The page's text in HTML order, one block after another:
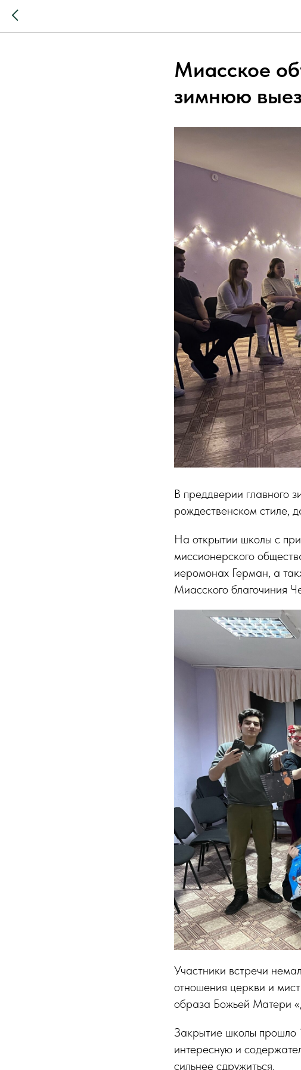
Миасское
зимнюю
В преддверии главного
рождественском стиле,
На открытии школы с
миссионерского
иеромонах Герман, а
Миасского благочиния
Участники встречи
отношения церкви и
образа Божьей Матери
Закрытие школы прошло
интересную и
сильнее сдружиться.